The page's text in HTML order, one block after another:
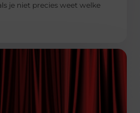
je niet precies weet welke